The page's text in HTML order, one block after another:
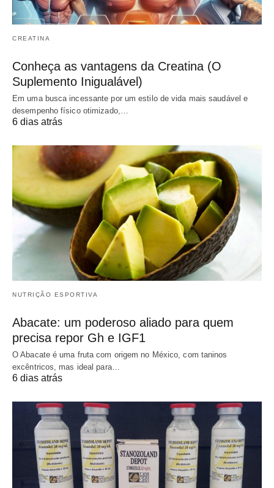
CREATINA
Conheça as vantagens da Creatina (O
Suplemento Inigualável)
Em uma busca incessante por um estilo de vida mais saudável e
desempenho físico otimizado,…
6 dias atrás
NUTRIÇÃO ESPORTIVA
Abacate: um poderoso aliado para quem
precisa repor Gh e IGF1
O Abacate é uma fruta com origem no México, com taninos
excêntricos, mas ideal para…
6 dias atrás